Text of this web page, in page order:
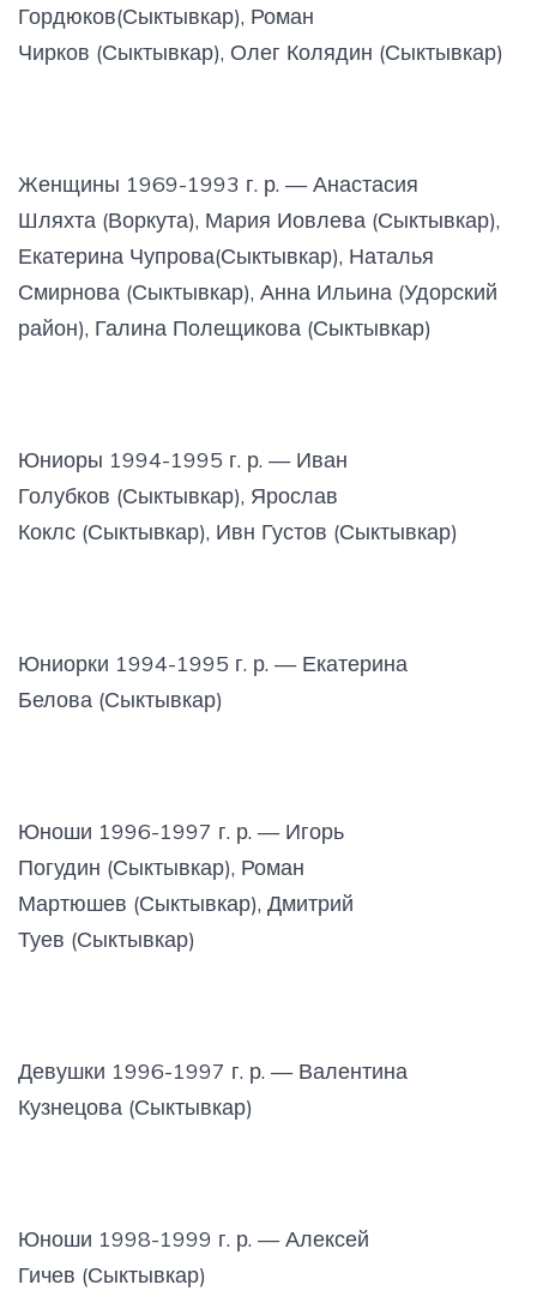
Гордюков(Сыктывкар), Роман
Чирков (Сыктывкар), Олег Колядин (Сыктывкар)
Женщины 1969-1993 г. р. — Анастасия
Шляхта (Воркута), Мария Иовлева (Сыктывкар),
Екатерина Чупрова(Сыктывкар), Наталья
Смирнова (Сыктывкар), Анна Ильина (Удорский
район), Галина Полещикова (Сыктывкар)
Юниоры 1994-1995 г. р. — Иван
Голубков (Сыктывкар), Ярослав
Коклс (Сыктывкар), Ивн Густов (Сыктывкар)
Юниорки 1994-1995 г. р. — Екатерина
Белова (Сыктывкар)
Юноши 1996-1997 г. р. — Игорь
Погудин (Сыктывкар), Роман
Мартюшев (Сыктывкар), Дмитрий
Туев (Сыктывкар)
Девушки 1996-1997 г. р. — Валентина
Кузнецова (Сыктывкар)
Юноши 1998-1999 г. р. — Алексей
Гичев (Сыктывкар)